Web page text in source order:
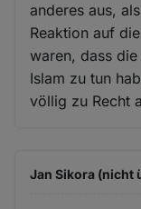
anderes aus,
Reaktion auf
waren, dass
Islam zu tun
völlig zu Recht
Jan Sikora (nicht